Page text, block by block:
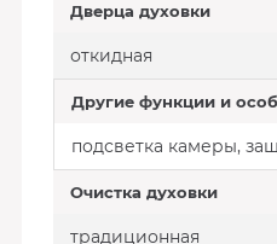
Дверца духовки
откидная
Другие функции и
подсветка камеры,
Очистка духовки
традиционная